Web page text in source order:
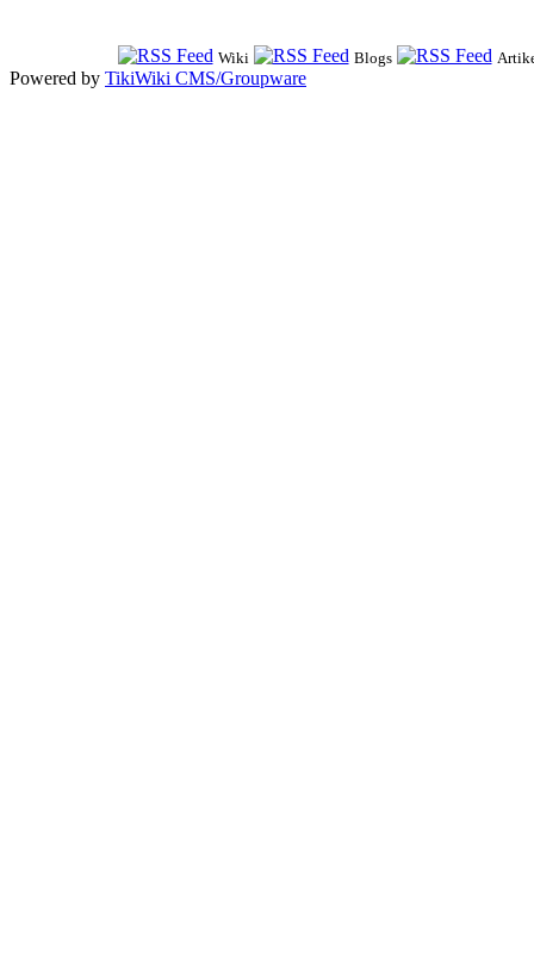
Wiki Blogs
Powered by TikiWiki CMS/Groupware